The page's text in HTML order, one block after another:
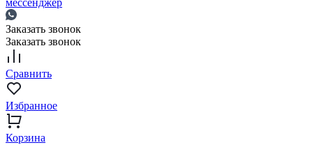
мессенджер
Заказать звонок
Заказать звонок
Сравнить
Избранное
Корзина